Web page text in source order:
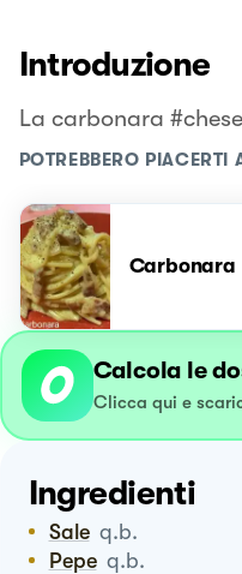
Introduzione
La carbonara
POTREBBERO PIACERTI
Carbonara
Calcola le
Clicca qui e
Ingredienti
Sale q.b.
Pepe q.b.